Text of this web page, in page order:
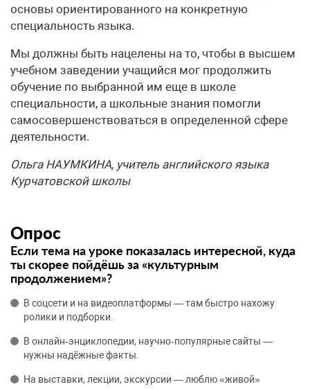
основы ориентированного на конкретную
специальность языка.
Мы должны быть нацелены на то, чтобы в высшем
учебном заведении учащийся мог продолжить
обучение по выбранной им еще в школе
специальности, а школьные знания помогли
самосовершенствоваться в определенной сфере
деятельности.
Ольга НАУМКИНА, учитель английского языка
Курчатовской школы
Опрос
Если тема на уроке показалась интересной, куда
ты скорее пойдёшь за «культурным
продолжением»?
В соцсети и на видеоплатформы — там быстро нахожу
ролики и подборки.
В онлайн‑энциклопедии, научно‑популярные сайты —
нужны надёжные факты.
На выставки, лекции, экскурсии — люблю «живой»